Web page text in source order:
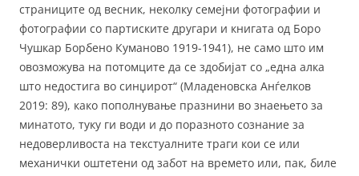
страниците од весник, неколку семејни фотографии и
фотографии со партиските другари и книгата од Боро
Чушкар Борбено Куманово 1919-1941), не само што им
овозможува на потомците да се здобијат со „една алка
што недостига во синџирот“ (Младеновска Анѓелков
2019: 89), како пополнување празнини во знаењето за
минатото, туку ги води и до поразното сознание за
недоверливоста на текстуалните траги кои се или
механички оштетени од забот на времето или, пак, биле